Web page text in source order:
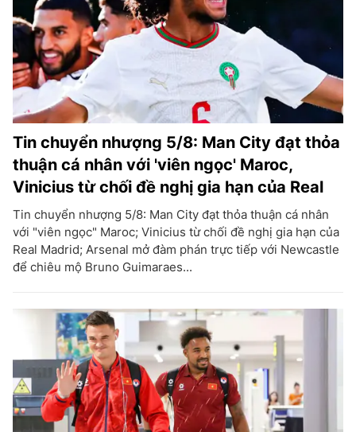
Tin chuyển nhượng 5/8: Man City đạt thỏa
thuận cá nhân với 'viên ngọc' Maroc,
Vinicius từ chối đề nghị gia hạn của Real
Tin chuyển nhượng 5/8: Man City đạt thỏa thuận cá nhân
với "viên ngọc" Maroc; Vinicius từ chối đề nghị gia hạn của
Real Madrid; Arsenal mở đàm phán trực tiếp với Newcastle
để chiêu mộ Bruno Guimaraes...